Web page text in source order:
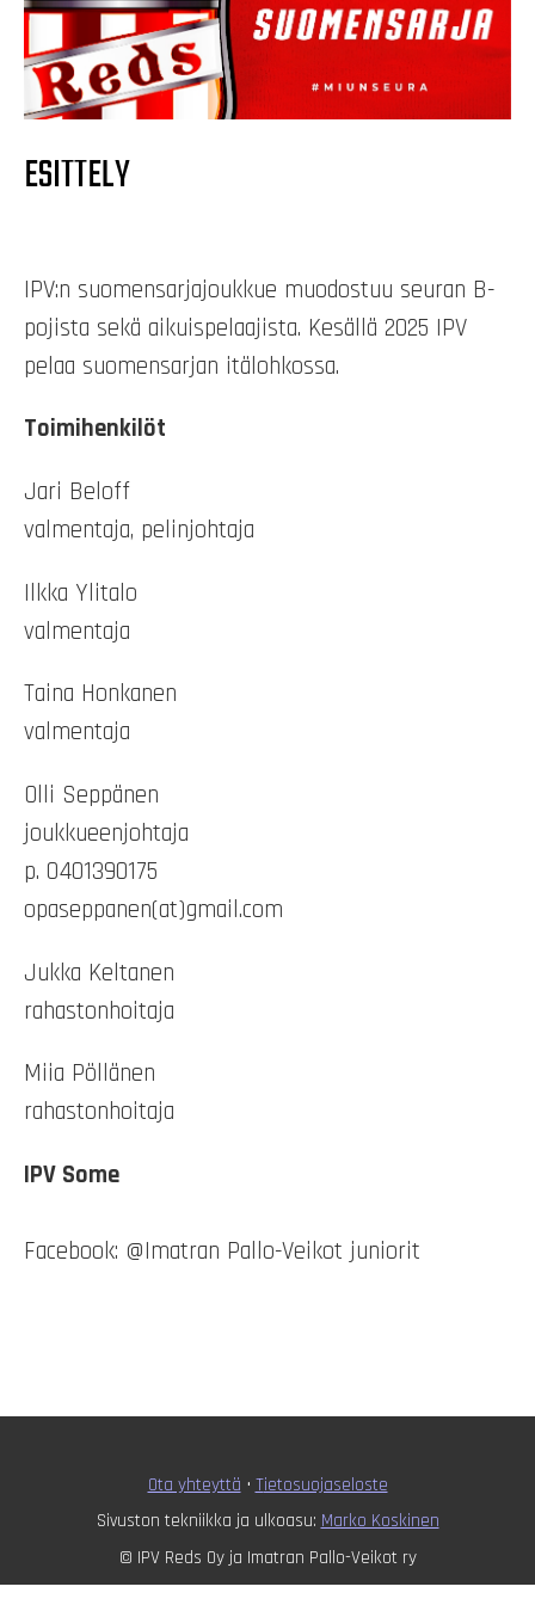
ESITTELY
IPV:n suomensarjajoukkue muodostuu seuran B-
pojista sekä aikuispelaajista. Kesällä 2025 IPV
pelaa suomensarjan itälohkossa.
Toimihenkilöt
Jari Beloff
valmentaja, pelinjohtaja
Ilkka Ylitalo
valmentaja
Taina Honkanen
valmentaja
Olli Seppänen
joukkueenjohtaja
p. 0401390175
opaseppanen(at)gmail.com
Jukka Keltanen
rahastonhoitaja
Miia Pöllänen
rahastonhoitaja
IPV Some
Facebook: @Imatran Pallo-Veikot juniorit
Ota yhteyttä • Tietosuojaseloste
Sivuston tekniikka ja ulkoasu: Marko Koskinen
© IPV Reds Oy ja Imatran Pallo-Veikot ry